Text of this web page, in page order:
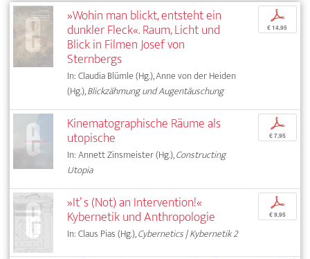
»Wohin man blickt, entsteht ein
dunkler Fleck«. Raum, Licht und
Blick in Filmen Josef von
Sternbergs
In: Claudia Blümle (Hg.), Anne von der Heiden
(Hg.),Blickzähmung und Augentäuschung
p
€ 14,95
Kinematographische Räume als
utopische
In: Annett Zinsmeister (Hg.),Constructing
Utopia
p
€ 7,95
»It’ s (Not) an Intervention!«
Kybernetik und Anthropologie
In: Claus Pias (Hg.),Cybernetics | Kybernetik 2
p
€ 9,95